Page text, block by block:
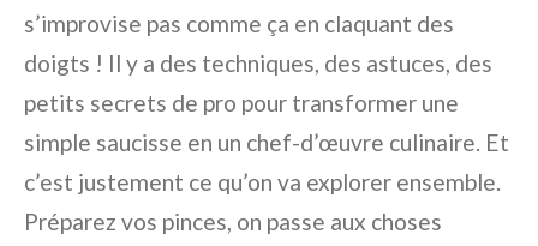
s’improvise pas comme ça en claquant des
doigts ! Il y a des techniques, des astuces, des
petits secrets de pro pour transformer une
simple saucisse en un chef-d’œuvre culinaire. Et
c’est justement ce qu’on va explorer ensemble.
Préparez vos pinces, on passe aux choses